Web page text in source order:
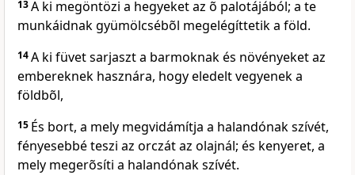
13A ki megöntözi a hegyeket az õ palotájából; a te
munkáidnak gyümölcsébõl megelégíttetik a föld.
14A ki füvet sarjaszt a barmoknak és növényeket az
embereknek hasznára, hogy eledelt vegyenek a
földbõl,
15 És bort, a mely megvidámítja a halandónak szívét,
fényesebbé teszi az orczát az olajnál; és kenyeret, a
mely megerõsíti a halandónak szívét.